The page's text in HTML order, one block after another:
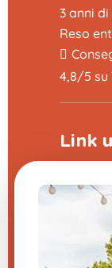
3 anni
Reso
4,8/5 su
Link
La fiera
Note